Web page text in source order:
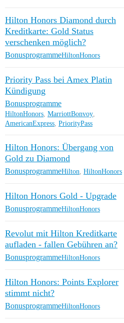
Hilton Honors Diamond durch
Kreditkarte: Gold Status
verschenken möglich?
BonusprogrammeHiltonHonors
Priority Pass bei Amex Platin
Kündigung
Bonusprogramme
HiltonHonors, MarriottBonvoy,
AmericanExpress, PriorityPass
Hilton Honors: Übergang von
Gold zu Diamond
BonusprogrammeHilton HiltonHonors
Hilton Honors Gold - Upgrade
BonusprogrammeHiltonHonors
Revolut mit Hilton Kreditkarte
aufladen - fallen Gebühren an?
BonusprogrammeHiltonHonors
Hilton Honors: Points Explorer
stimmt nicht?
BonusprogrammeHiltonHonors